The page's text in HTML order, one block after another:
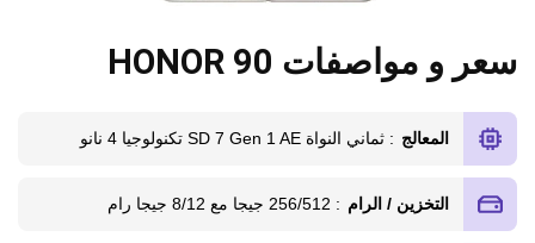
سعر و مواصفات HONOR 90
المعالج : ثماني النواة SD 7 Gen 1 AE تكنولوجيا 4 نانو
التخزين / الرام : 256/512 جيجا مع 8/12 جيجا رام